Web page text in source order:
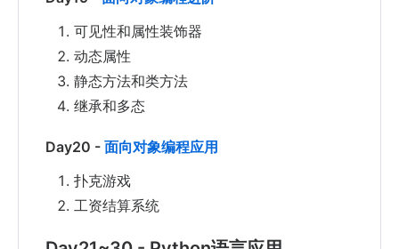
可见性和属性装饰器
动态属性
静态方法和类方法
继承和多态
Day20 - 面向对象编程应用
扑克游戏
工资结算系统